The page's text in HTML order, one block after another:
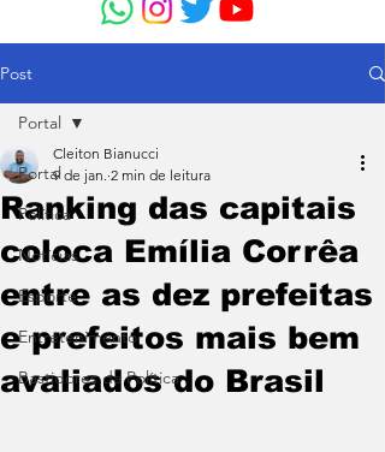
Post
Portal
Política
Notícias
Esporte
Entretenimento
Bastidores da Política
Portal
Ranking das capitais
coloca Emília Corrêa
entre as dez prefeitas
e prefeitos mais bem
avaliados do Brasil
Cleiton Bianucci
9 de jan. 2 min de leitura